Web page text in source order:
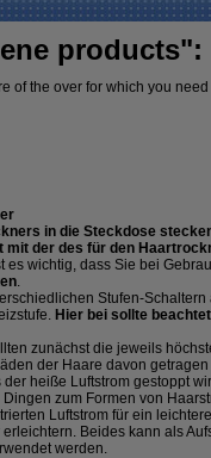
products":
of the over for which you
in die Steckdose
mit der des für den
es wichtig, dass Sie bei
.
Stufen-
Hier bei sollte
zunächst die jeweils
der Haare davon
heiße Luftstrom gestoppt
zum Formen von
Luftstrom für ein
Beides kann als
werden.